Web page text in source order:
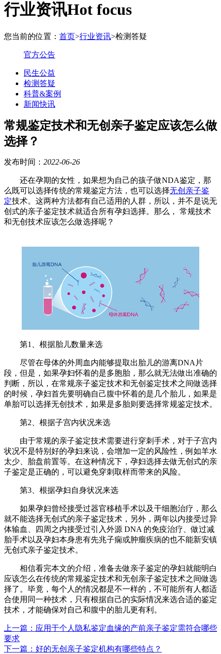
行业资讯Hot focus
您当前的位置： 首页>行业资讯>检测答疑
官方公告
民生公益
检测答疑
科普&案例
新闻快讯
常规鉴定技术和无创亲子鉴定应该怎么做
选择？
发布时间： 2022-06-26
还在孕期的女性，如果想为自己的孩子做NDA鉴定，那
么既可以选择传统的常规鉴定方法，也可以选择无创亲子鉴
定‍技术。这两种方法都有自己适用的人群，所以，并不是说无
创式的亲子鉴定技术就适合所有孕妇选择。那么， 常规技术
和无创技术应该怎么做选择呢？
第1、根据胎儿数量来选
尽管在母体的外周血内能够提取出胎儿的游离DNA片
段，但是，如果孕妇怀着的是多胞胎，那么就无法做出准确的
判断，所以，在常规亲子鉴定技术和无创鉴定技术之间做选择
的时候，孕妇首先要明确自己腹中怀着的是几个胎儿，如果是
单胎可以选择无创技术，如果是多胎则要选择常规鉴定技术。
第2、根据子宫内状况来选
由于常规的亲子鉴定技术需要进行穿刺手术，对于子宫内
状况不是特别好的孕妇来说，会增加一定的风险性，例如羊水
太少、胎盘前置等。在这种情况下，孕妇选择去做无创式的亲
子鉴定是正确的，可以避免穿刺取样而带来的风险。
第3、根据孕妇自身状况来选
如果孕妇曾经接受过器官移植手术以及干细胞治疗，那么
就不能选择无创式的亲子鉴定技术，另外，两年以内接受过异
体输血、四周之内接受过引入外源 DNA 的免疫治疗、做过减
胎手术以及孕妇本身患有先兆子痫或肿瘤疾病的也不能新安镇
无创式亲子鉴定技术。
相信看完本文的介绍，准备去做亲子鉴定的孕妇就能明白
应该怎么在传统的常规鉴定技术和无创亲子鉴定‍技术之间做选
择了。毕竟，每个人的情况都是不一样的，不可能所有人都适
合使用同一种技术，只有根据自己的实际情况来选合适的鉴定
技术，才能确保对自己和腹中的胎儿更有利。
上一篇：应用于个人隐私鉴定血缘的产前亲子鉴定需符合哪些
要求
下一篇：好的无创亲子鉴定‍机构有哪些特点？